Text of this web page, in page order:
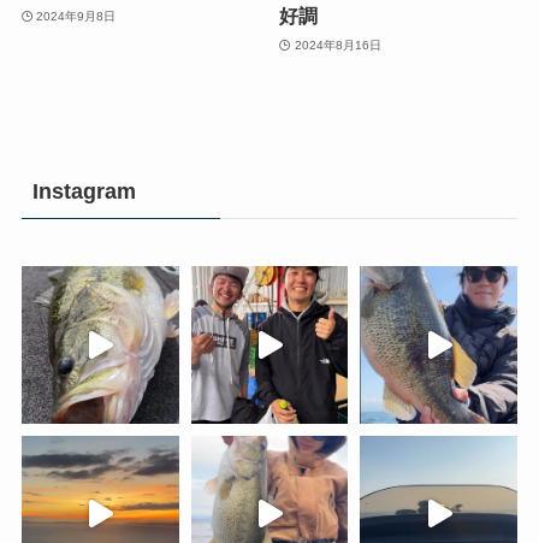
2024年9月8日
好調
2024年8月16日
Instagram